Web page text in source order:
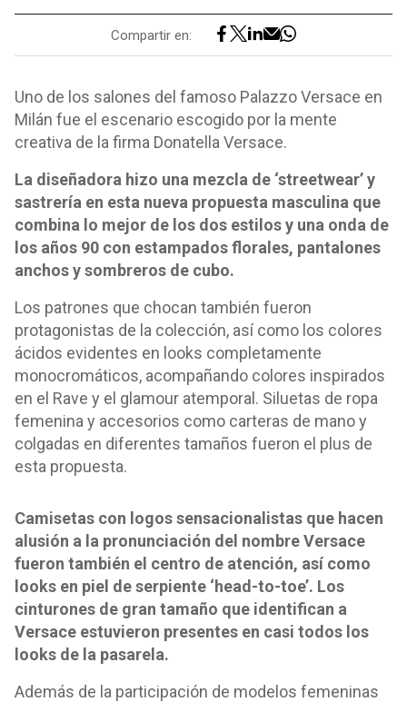
Compartir en:
Uno de los salones del famoso Palazzo Versace en
Milán fue el escenario escogido por la mente
creativa de la firma Donatella Versace.
La diseñadora hizo una mezcla de ‘streetwear’ y
sastrería en esta nueva propuesta masculina que
combina lo mejor de los dos estilos y una onda de
los años 90 con estampados florales, pantalones
anchos y sombreros de cubo.
Los patrones que chocan también fueron
protagonistas de la colección, así como los colores
ácidos evidentes en looks completamente
monocromáticos, acompañando colores inspirados
en el Rave y el glamour atemporal. Siluetas de ropa
femenina y accesorios como carteras de mano y
colgadas en diferentes tamaños fueron el plus de
esta propuesta.
Camisetas con logos sensacionalistas que hacen
alusión a la pronunciación del nombre Versace
fueron también el centro de atención, así como
looks en piel de serpiente ‘head-to-toe’. Los
cinturones de gran tamaño que identifican a
Versace estuvieron presentes en casi todos los
looks de la pasarela.
Además de la participación de modelos femeninas